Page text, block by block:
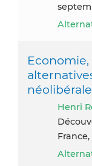
Economie,
néolibérale
Henri